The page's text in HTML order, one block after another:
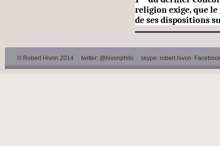
religion exige, que
de ses dispositions
© Robert Hivon 2014 twitter: @hivonphilo skype: robert.hivon